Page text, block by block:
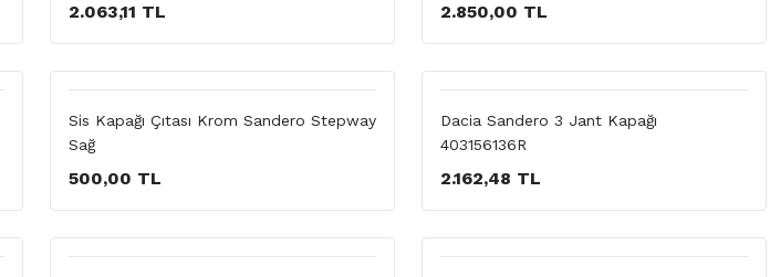
2.063,11 TL 2.850,00 TL
Sis Kapağı Çıtası Krom Sandero Stepway
Sağ
500,00 TL
Dacia Sandero 3 Jant Kapağı
403156136R
2.162,48 TL